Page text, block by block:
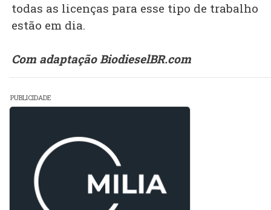
todas as licenças para esse tipo de trabalho
estão em dia.
Com adaptação BiodieselBR.com
PUBLICIDADE